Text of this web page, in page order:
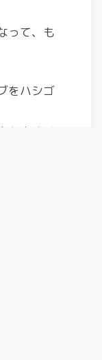
って、も
をハシゴ
か高速バ